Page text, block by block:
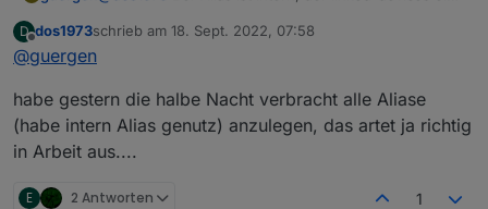
D dos1973schrieb am 18. Sept. 2022, 07:58
zuletzt editiert von
@guergen
habe gestern die halbe Nacht verbracht alle Aliase
(habe intern Alias genutz) anzulegen, das artet ja richtig
in Arbeit aus....
E 2 Antworten 1